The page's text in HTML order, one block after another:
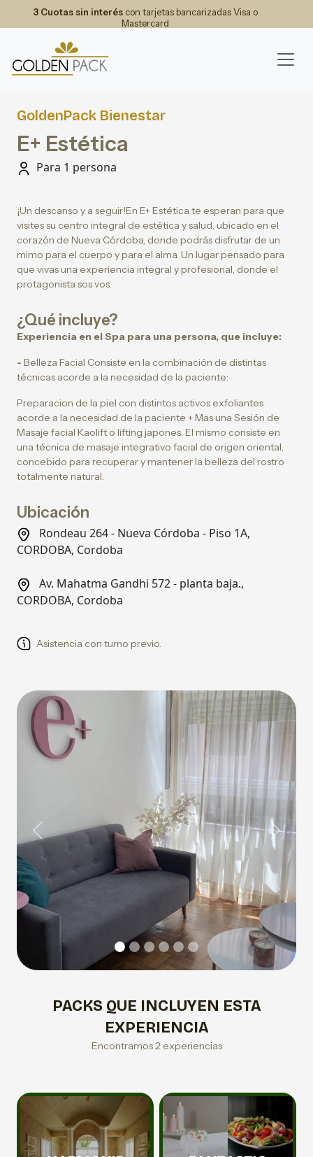
3 Cuotas sin interéscon tarjetas bancarizadas Visa o
Mastercard
GoldenPack Bienestar
E+ Estética
Para 1 persona
¡Un descanso y a seguir!En E+ Estética te esperan para que
visites su centro integral de estética y salud, ubicado en el
corazón de Nueva Córdoba, donde podrás disfrutar de un
mimo para el cuerpo y para el alma. Un lugar pensado para
que vivas una experiencia integral y profesional, donde el
protagonista sos vos.
¿Qué incluye?
Experiencia en el Spa para una persona, que incluye:
- Belleza Facial Consiste en la combinación de distintas
técnicas acorde a la necesidad de la paciente:
Preparacion de la piel con distintos activos exfoliantes
acorde a la necesidad de la paciente + Mas una Sesión de
Masaje facial Kaolift o lifting japones. El mismo consiste en
una técnica de masaje integrativo facial de origen oriental,
concebido para recuperar y mantener la belleza del rostro
totalmente natural.
Ubicación
Rondeau 264 - Nueva Córdoba - Piso 1A,
CORDOBA, Cordoba
Av. Mahatma Gandhi 572 - planta baja.,
CORDOBA, Cordoba
Asistencia con turno previo.
Previous Next
PACKS QUE INCLUYEN ESTA
EXPERIENCIA
Encontramos 2 experiencias